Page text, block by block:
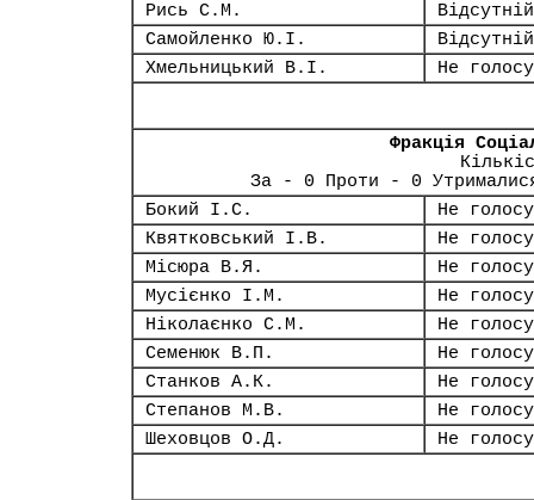
Рись С.М.
Відсутній
Самойленко Ю.І.
Відсутній
Хмельницький В.І.
Не
Фракція
За - 0 Проти - 0
Бокий І.С.
Не
Квятковський І.В.
Не
Місюра В.Я.
Не
Мусієнко І.М.
Не
Ніколаєнко С.М.
Не
Семенюк В.П.
Не
Станков А.К.
Не
Степанов М.В.
Не
Шеховцов О.Д.
Не